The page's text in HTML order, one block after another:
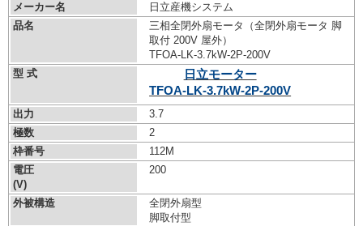
メーカー名
日立産機システム
品名
三相全閉外扇モータ（全閉外扇モータ 脚
取付 200V 屋外）
TFOA-LK-3.7kW-2P-200V
型 式
日立モーター
TFOA-LK-3.7kW-2P-200V
出力
3.7
極数
2
枠番号
112M
電圧
(V)
200
外被構造
全閉外扇型
脚取付型